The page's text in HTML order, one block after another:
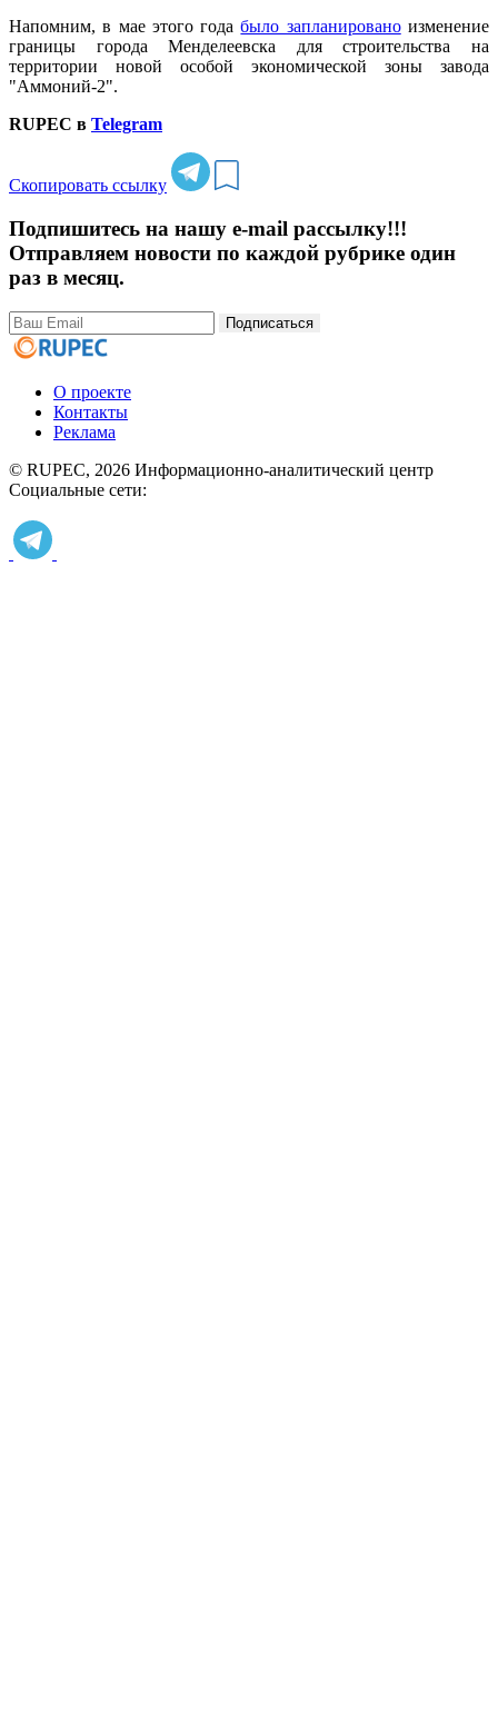
Напомним, в мае этого годабыло запланированоизменение
границы города Менделеевска для строительства на
территории новой особой экономической зоны завода
"Аммоний-2".
RUPEC в Telegram
Скопировать ссылку
Подпишитесь на нашу e-mail рассылку!!!
Отправляем новости по каждой рубрике один
раз в месяц.
Подписаться
О проекте
Контакты
Реклама
© RUPEC, 2026 Информационно-аналитический центр
Социальные сети: